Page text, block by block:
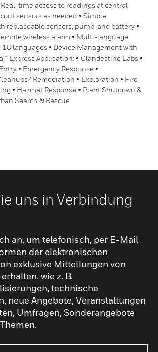
time access to readings at central
out sensors as needed • Simple
replaceable sensors, pump, and battery •
wireless alarm • Multi-language
languages • Device Management with
Express Application: • Clandestine Labs •
• Emergency Response •
Remediation • Exploration • Fire
• Hazmat Response • Plant Shutdown &
Search & Rescue
uns in Verbindung
an, um telefonisch, per E-Mail
der elektronischen
exklusive Mitteilungen von
wie z. B.
technische
neue Angebote, Veranstaltungen
Umfragen, Sonderangebote